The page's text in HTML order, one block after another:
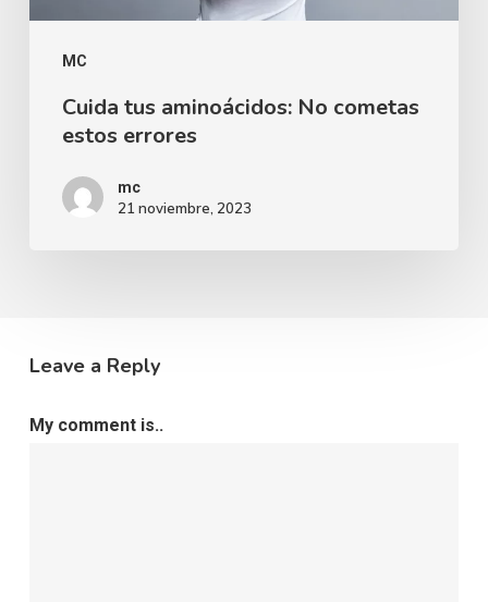
MC
Cuida tus aminoácidos: No cometas
estos errores
mc
21 noviembre, 2023
Leave a Reply
My comment is..